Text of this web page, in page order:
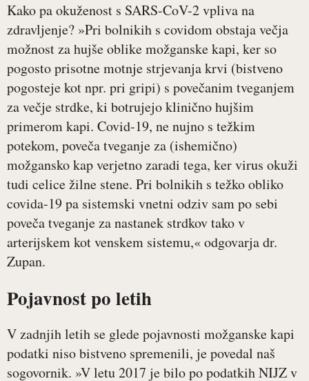
Kako pa okuženost s SARS-CoV-2 vpliva na
zdravljenje? »Pri bolnikih s covidom obstaja večja
možnost za hujše oblike možganske kapi, ker so
pogosto prisotne motnje strjevanja krvi (bistveno
pogosteje kot npr. pri gripi) s povečanim tveganjem
za večje strdke, ki botrujejo klinično hujšim
primerom kapi. Covid-19, ne nujno s težkim
potekom, poveča tveganje za (ishemično)
možgansko kap verjetno zaradi tega, ker virus okuži
tudi celice žilne stene. Pri bolnikih s težko obliko
covida-19 pa sistemski vnetni odziv sam po sebi
poveča tveganje za nastanek strdkov tako v
arterijskem kot venskem sistemu,« odgovarja dr.
Zupan.
Pojavnost po letih
V zadnjih letih se glede pojavnosti možganske kapi
podatki niso bistveno spremenili, je povedal naš
sogovornik. »V letu 2017 je bilo po podatkih NIJZ v